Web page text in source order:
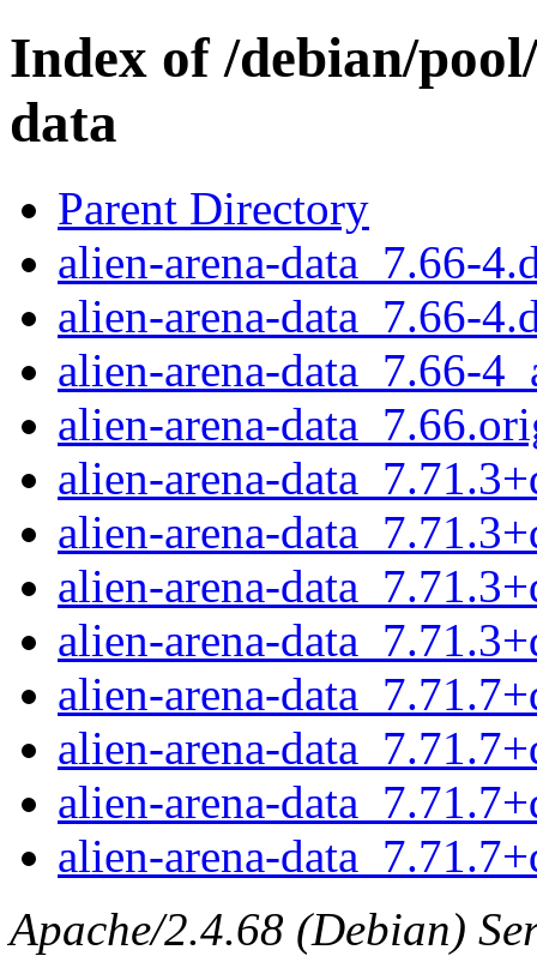
Index of /debian/
data
Parent Directory
alien-arena-data_7.66-
alien-arena-data_7.66-
alien-arena-data_7.66-
alien-arena-
alien-arena-
alien-arena-
alien-arena-
alien-arena-
alien-arena-
alien-arena-
alien-arena-
alien-arena-
Apache/2.4.68 (Debian)